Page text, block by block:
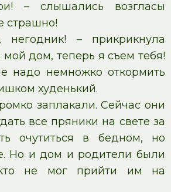
– слышались возгласы
страшно!
– прикрикнула
дом, теперь я съем тебя!
надо немножко откормить
худенький.
заплакали. Сейчас они
все пряники на свете за
очутиться в бедном, но
Но и дом и родители были
не мог прийти им на